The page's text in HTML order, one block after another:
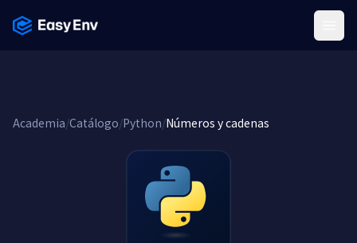
Academia/Catálogo/Python/Números y cadenas